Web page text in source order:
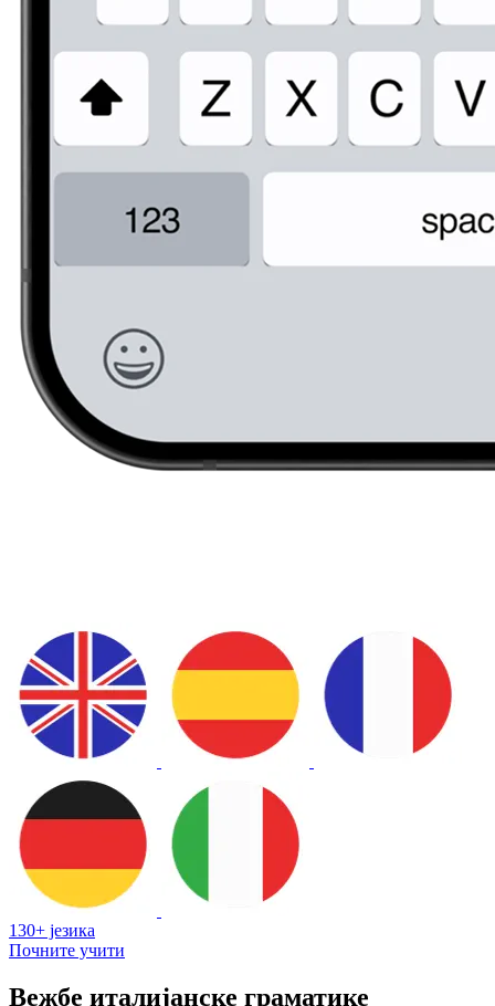
130+ језика
Почните учити
Вежбе италијанске граматике